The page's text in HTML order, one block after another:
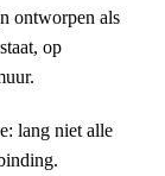
ontworpen als
op
lang niet alle